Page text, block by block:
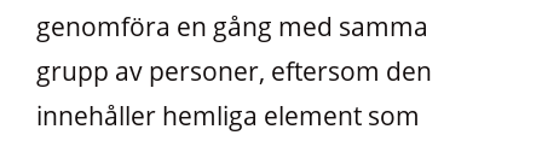
genomföra en gång med samma
grupp av personer, eftersom den
innehåller hemliga element som